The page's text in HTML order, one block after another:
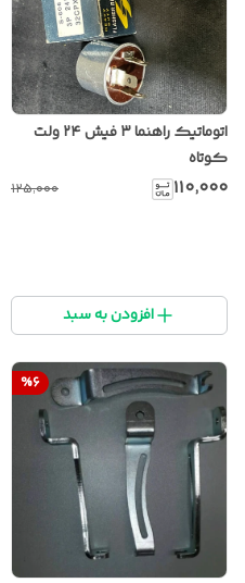
اتوماتیک راهنما ۳ فیش ۲۴ ولت
کوتاه
۱۱۰٬۰۰۰ ۱۲۵٬۰۰۰
افزودن به سبد
%6